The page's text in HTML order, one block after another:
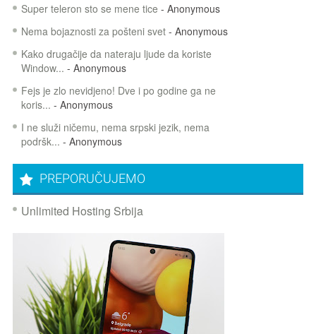
Super teleron sto se mene tice - Anonymous
Nema bojaznosti za pošteni svet- Anonymous
Kako drugačije da nateraju ljude da koriste
Window... - Anonymous
Fejs je zlo nevidjeno! Dve i po godine ga ne
koris... - Anonymous
I ne služi ničemu, nema srpski jezik, nema
podršk... - Anonymous
PREPORUČUJEMO
Unlimited Hosting Srbija